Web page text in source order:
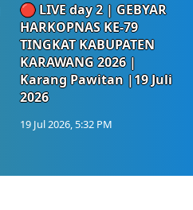
🔴 LIVE day 2 | GEBYAR
HARKOPNAS KE-79
TINGKAT KABUPATEN
KARAWANG 2026 |
Karang Pawitan |19 Juli
2026
19 Jul 2026, 5:32 PM